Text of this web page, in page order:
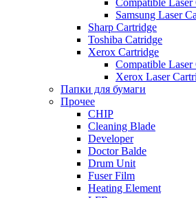
Compatible Laser
Samsung Laser
Sharp Cartridge
Toshiba Catridge
Xerox Cartridge
Compatible
Xerox Laser
Папки для бумаги
Прочее
CHIP
Cleaning Blade
Developer
Doctor Balde
Drum Unit
Fuser Film
Heating Element